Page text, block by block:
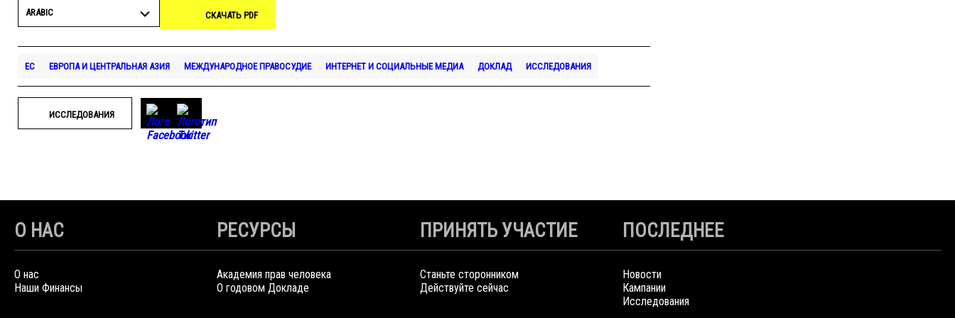
ARABIC СКАЧАТЬ PDF
ЕС ЕВРОПА И ЦЕНТРАЛЬНАЯ АЗИЯ МЕЖДУНАРОДНОЕ ПРАВОСУДИЕ ИНТЕРНЕТ И СОЦИАЛЬНЫЕ МЕДИА ДОКЛАД ИССЛЕДОВАНИЯ
ИССЛЕДОВАНИЯ
О НАС
О нас
Наши Финансы
РЕСУРСЫ
Академия прав человека
О годовом Докладе
ПРИНЯТЬ УЧАСТИЕ
Станьте сторонником
Действуйте сейчас
ПОСЛЕДНЕЕ
Новости
Кампании
Исследования